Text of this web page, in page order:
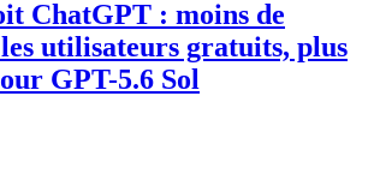
ChatGPT : moins de
utilisateurs gratuits, plus
GPT-5.6 Sol